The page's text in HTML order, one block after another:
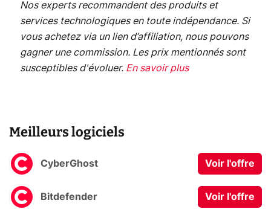
Nos experts recommandent des produits et
services technologiques en toute indépendance. Si
vous achetez via un lien d’affiliation, nous pouvons
gagner une commission. Les prix mentionnés sont
susceptibles d'évoluer. En savoir plus
Meilleurs logiciels
CyberGhost Voir l'offre
Bitdefender Voir l'offre